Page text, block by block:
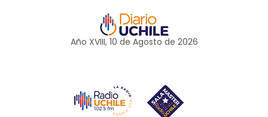
Año XVIII, 10 de Agosto de 2026